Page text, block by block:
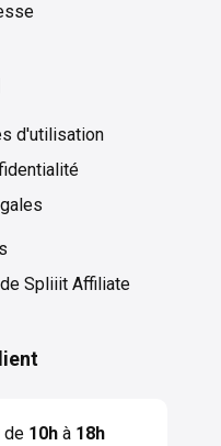
d'utilisation
Spliiit Affiliate
de 10hà 18h